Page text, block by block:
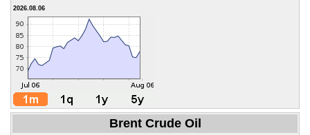
2026.08.06
Brent Crude Oil